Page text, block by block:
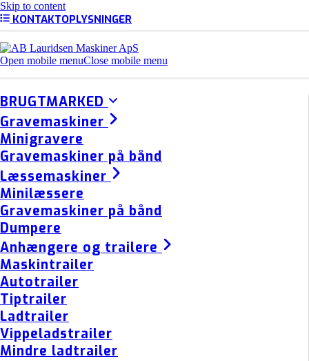
Skip to content
KONTAKTOPLYSNINGER
Open mobile menuClose mobile menu
BRUGTMARKED
Gravemaskiner
Minigravere
Gravemaskiner på bånd
Læssemaskiner
Minilæssere
Gravemaskiner på bånd
Dumpere
Anhængere og trailere
Maskintrailer
Autotrailer
Tiptrailer
Ladtrailer
Vippeladstrailer
Mindre ladtrailer